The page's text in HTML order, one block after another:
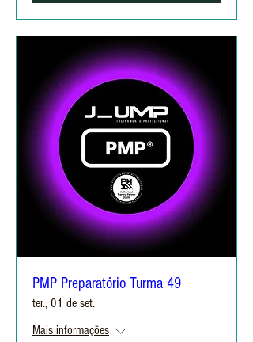
PMP Preparatório Turma 49
ter., 01 de set.
Mais informações